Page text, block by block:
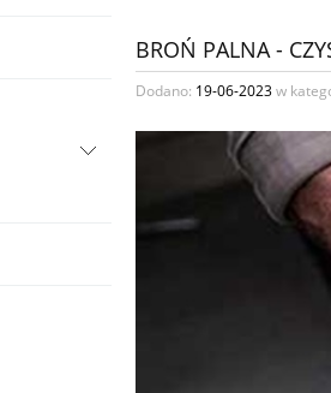
BROŃ PALNA -
Dodano: 19-06-2023w